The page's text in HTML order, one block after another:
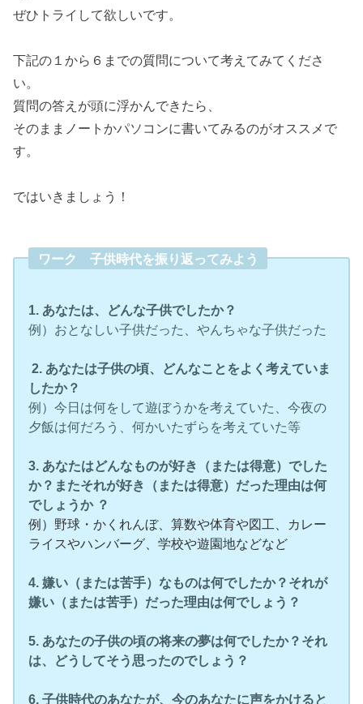
ぜひトライして欲しいです。
下記の１から６までの質問について考えてみてくださ
い。
質問の答えが頭に浮かんできたら、
そのままノートかパソコンに書いてみるのがオススメで
す。
ではいきましょう！
ワーク 子供時代を振り返ってみよう
1. あなたは、どんな子供でしたか？
例）おとなしい子供だった、やんちゃな子供だった
2. あなたは子供の頃、どんなことをよく考えていま
したか？
例）今日は何をして遊ぼうかを考えていた、今夜の
夕飯は何だろう、何かいたずらを考えていた等
3. あなたはどんなものが好き（または得意）でした
か？またそれが好き（または得意）だった理由は何
でしょうか ？
例）野球・かくれんぼ、算数や体育や図工、カレー
ライスやハンバーグ、学校や遊園地などなど
4. 嫌い（または苦手）なものは何でしたか？それが
嫌い（または苦手）だった理由は何でしょう？
5. あなたの子供の頃の将来の夢は何でしたか？それ
は、どうしてそう思ったのでしょう？
6. 子供時代のあなたが、今のあなたに声をかけると